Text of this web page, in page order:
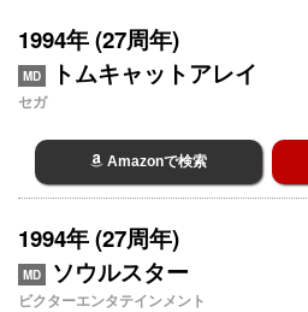
1994年 (27周年)
MD トムキャットアレイ
セガ
Amazonで検索
1994年 (27周年)
MD ソウルスター
ビクターエンタテインメント